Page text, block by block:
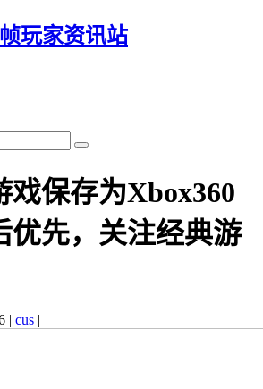
玩家资讯站
戏保存为Xbox360
优先，关注经典游
| cus |